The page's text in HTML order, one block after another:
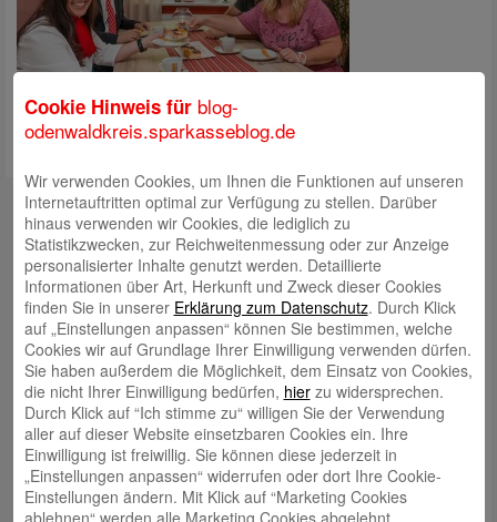
Kontakt
mail@sparkasse-odenwaldkreis.de
Telefon: 06062 500
Auch per WhatsApp erreichbar!
Neueste Beiträge
Sparkassen Kino Open-Air-Sommer 2026 startet
Öffnungszeiten der Sparkasse zum Wiesenmarkt
Herausragende Vertriebsleistung in Jahr 2025: Team
des ImmobilienCenter der Sparkasse Odenwaldkreis
Cookie Hinweis für blog-
odenwaldkreis.sparkasseblog.de
Wir verwenden Cookies, um Ihnen die Funktionen auf unseren
Internetauftritten optimal zur Verfügung zu stellen. Darüber
hinaus verwenden wir Cookies, die lediglich zu
Statistikzwecken, zur Reichweitenmessung oder zur Anzeige
personalisierter Inhalte genutzt werden. Detaillierte
Informationen über Art, Herkunft und Zweck dieser Cookies
finden Sie in unserer Erklärung zum Datenschutz. Durch Klick
auf „Einstellungen anpassen“ können Sie bestimmen, welche
Cookies wir auf Grundlage Ihrer Einwilligung verwenden dürfen.
Sie haben außerdem die Möglichkeit, dem Einsatz von Cookies,
die nicht Ihrer Einwilligung bedürfen, hierzu widersprechen.
Durch Klick auf “Ich stimme zu“ willigen Sie der Verwendung
aller auf dieser Website einsetzbaren Cookies ein. Ihre
Einwilligung ist freiwillig. Sie können diese jederzeit in
„Einstellungen anpassen“ widerrufen oder dort Ihre Cookie-
Einstellungen ändern. Mit Klick auf “Marketing Cookies
ablehnen“ werden alle Marketing Cookies abgelehnt.